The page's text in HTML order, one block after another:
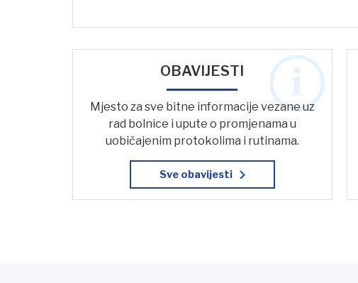
OBAVIJESTI
Mjesto za sve bitne informacije vezane uz
rad bolnice i upute o promjenama u
uobičajenim protokolima i rutinama.
Sve obavijesti